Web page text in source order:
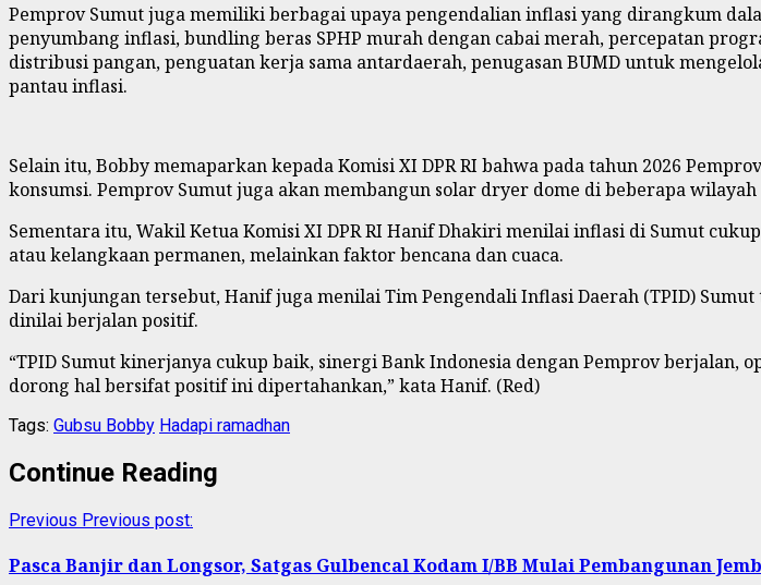
Pemprov Sumut juga memiliki berbagai upaya pengendalian inflasi yang dirangkum
penyumbang inflasi, bundling beras SPHP murah dengan cabai merah, percepatan
distribusi pangan, penguatan kerja sama antardaerah, penugasan BUMD untuk
pantau inflasi.
Selain itu, Bobby memaparkan kepada Komisi XI DPR RI bahwa pada tahun 2026
konsumsi. Pemprov Sumut juga akan membangun solar dryer dome di beberapa wilayah
Sementara itu, Wakil Ketua Komisi XI DPR RI Hanif Dhakiri menilai inflasi di Sumut
atau kelangkaan permanen, melainkan faktor bencana dan cuaca.
Dari kunjungan tersebut, Hanif juga menilai Tim Pengendali Inflasi Daerah (TPID)
dinilai berjalan positif.
“TPID Sumut kinerjanya cukup baik, sinergi Bank Indonesia dengan Pemprov
dorong hal bersifat positif ini dipertahankan,” kata Hanif. (Red)
Tags: Gubsu Bobby Hadapi ramadhan
Continue Reading
Previous Previous post:
Pasca Banjir dan Longsor, Satgas Gulbencal Kodam I/BB Mulai Pembangunan